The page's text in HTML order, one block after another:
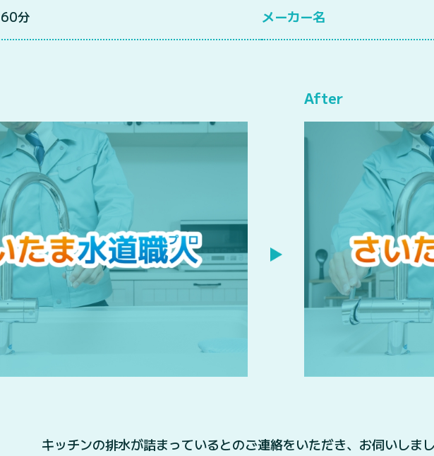
60分 メーカー名
After
キッチンの排水が詰まっているとのご連絡をいただき、お伺いしま